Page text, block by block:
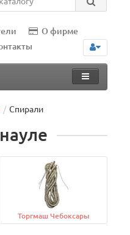
О фирме
Спирали
Торгмаш Чебоксары